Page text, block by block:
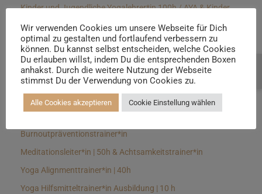
Kinder und Jugendliche Yogalehrer*in 100h / AYA & Kinder
Yin Yogalehrer*in | 100 h & Faszientrainer*in
Hormon Yogalehrer*in / Yogatherapeut*in &
Stressmanagementtrainer*in | 70h
Longevitytrainer*in
Burnoutpräventionstrainer*in
Meditationsleiter*in | 50h & Achtsamkeitstrainer*in
Yoga Alignmenttrainer*in | 40h
Yoga Hilfsmitteltrainer*in Ausbildung | 10 h
Wir verwenden Cookies um unsere Webseite für Dich
optimal zu gestalten und fortlaufend verbessern zu
können. Du kannst selbst entscheiden, welche Cookies
Du erlauben willst, indem Du die entsprechenden Boxen
anhakst. Durch die weitere Nutzung der Webseite
stimmst Du der Verwendung von Cookies zu.
Alle Cookies akzeptieren Cookie Einstellung wählen
Beratung buchen